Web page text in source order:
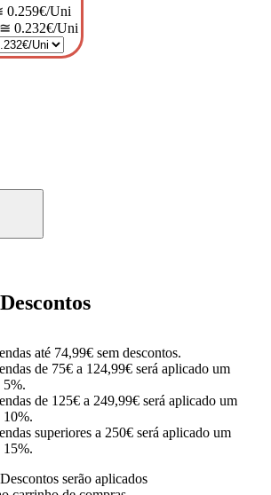
0.259€/Uni
0.232€/Uni
até 74,99€ sem descontos.
de 75€ a 124,99€ será aplicado um
5%.
de 125€ a 249,99€ será aplicado um
10%.
superiores a 250€ será aplicado um
15%.
Descontos serão aplicados